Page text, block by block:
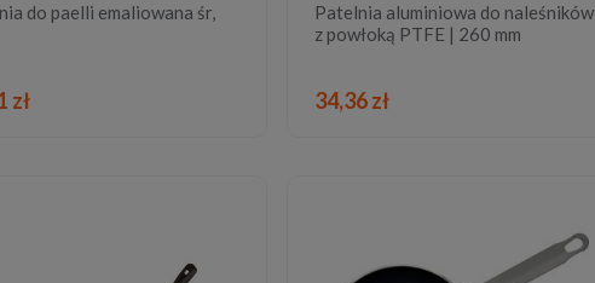
do paelli emaliowana śr,
zł
Patelnia aluminiowa do naleśników
z powłoką PTFE | 260 mm
34,36 zł